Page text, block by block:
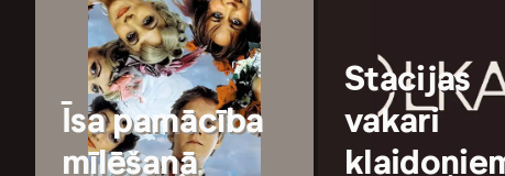
Īsa pamācība
mīlēšanā
Stacijas
vakari